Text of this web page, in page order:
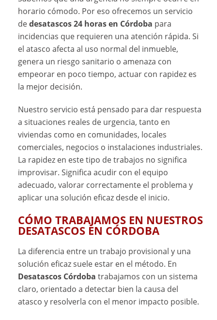
horario cómodo. Por eso ofrecemos un servicio
dedesatascos 24 horas en Córdoba para
incidencias que requieren una atención rápida. Si
el atasco afecta al uso normal del inmueble,
genera un riesgo sanitario o amenaza con
empeorar en poco tiempo, actuar con rapidez es
la mejor decisión.
Nuestro servicio está pensado para dar respuesta
a situaciones reales de urgencia, tanto en
viviendas como en comunidades, locales
comerciales, negocios o instalaciones industriales.
La rapidez en este tipo de trabajos no significa
improvisar. Significa acudir con el equipo
adecuado, valorar correctamente el problema y
aplicar una solución eficaz desde el inicio.
CÓMO TRABAJAMOS EN NUESTROS
DESATASCOS EN CÓRDOBA
La diferencia entre un trabajo provisional y una
solución eficaz suele estar en el método. En
Desatascos Córdoba trabajamos con un sistema
claro, orientado a detectar bien la causa del
atasco y resolverla con el menor impacto posible.